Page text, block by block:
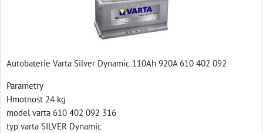
Autobaterie Varta Silver Dynamic 110Ah 920A 610 402 092
Parametry
Hmotnost 24 kg
model varta 610 402 092 316
typ varta SILVER Dynamic